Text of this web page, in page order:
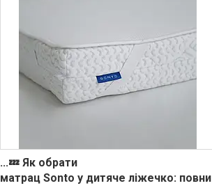
...💤 Як обрати
матрац Sonto у дитяче ліжечко: повни